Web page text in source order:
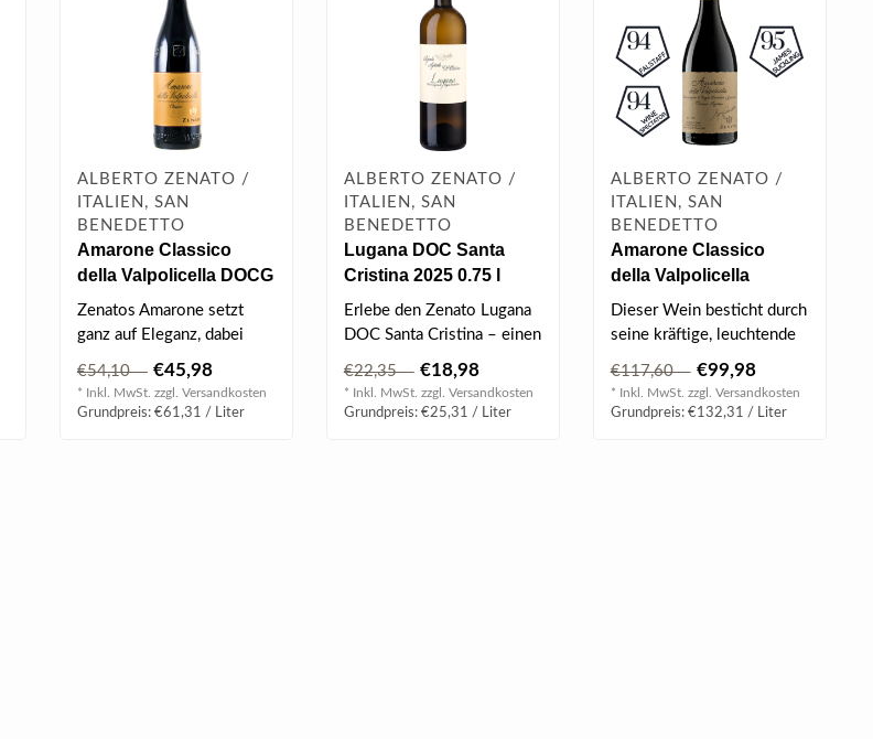
ALBERTO ZENATO /
ITALIEN, SAN
BENEDETTO
Amarone Classico
della Valpolicella DOCG
2020 0.75 l
Zenatos Amarone setzt
ganz auf Eleganz, dabei
Zentrum ..
€54,10 €45,98
* Inkl. MwSt. zzgl. Versandkosten
Grundpreis: €61,31 / Liter
ALBERTO ZENATO /
ITALIEN, SAN
BENEDETTO
Lugana DOC Santa
Cristina 2025 0.75 l
Erlebe den Zenato Lugana
DOC Santa Cristina – einen
€22,35 €18,98
* Inkl. MwSt. zzgl. Versandkosten
Grundpreis: €25,31 / Liter
ALBERTO ZENATO /
ITALIEN, SAN
BENEDETTO
Amarone Classico
della Valpolicella
Riserva DOC 2018 0.75
Dieser Wein besticht durch
seine kräftige, leuchtende
€117,60 €99,98
* Inkl. MwSt. zzgl. Versandkosten
Grundpreis: €132,31 / Liter